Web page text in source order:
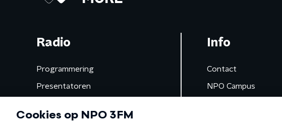
Radio
Programmering
Presentatoren
Gemist
Info
Contact
NPO Campus